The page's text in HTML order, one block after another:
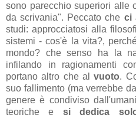
sono parecchio superiori alle
da scrivania". Peccato che ci
studi: approcciatosi alla
sistemi - cos'è la vita?,
mondo? che senso ha la
infilando in ragionamenti
portano altro che alvuoto.
suo fallimento (ma verrebbe
genere è condiviso
teoriche e si dedica